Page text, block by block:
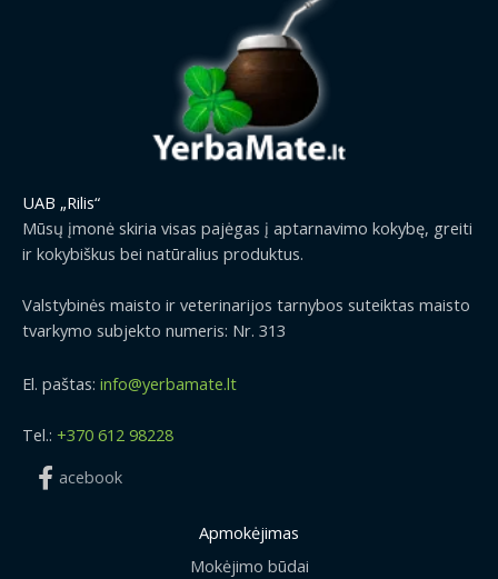
UAB „Rilis“
Mūsų įmonė skiria visas pajėgas į aptarnavimo kokybę, greiti
ir kokybiškus bei natūralius produktus.
Valstybinės maisto ir veterinarijos tarnybos suteiktas maisto
tvarkymo subjekto numeris: Nr. 313
El. paštas: info@yerbamate.lt
Tel.: +370 612 98228
acebook
Apmokėjimas
Mokėjimo būdai